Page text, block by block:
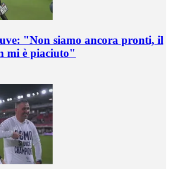
"Non siamo ancora pronti, il
mi è piaciuto"